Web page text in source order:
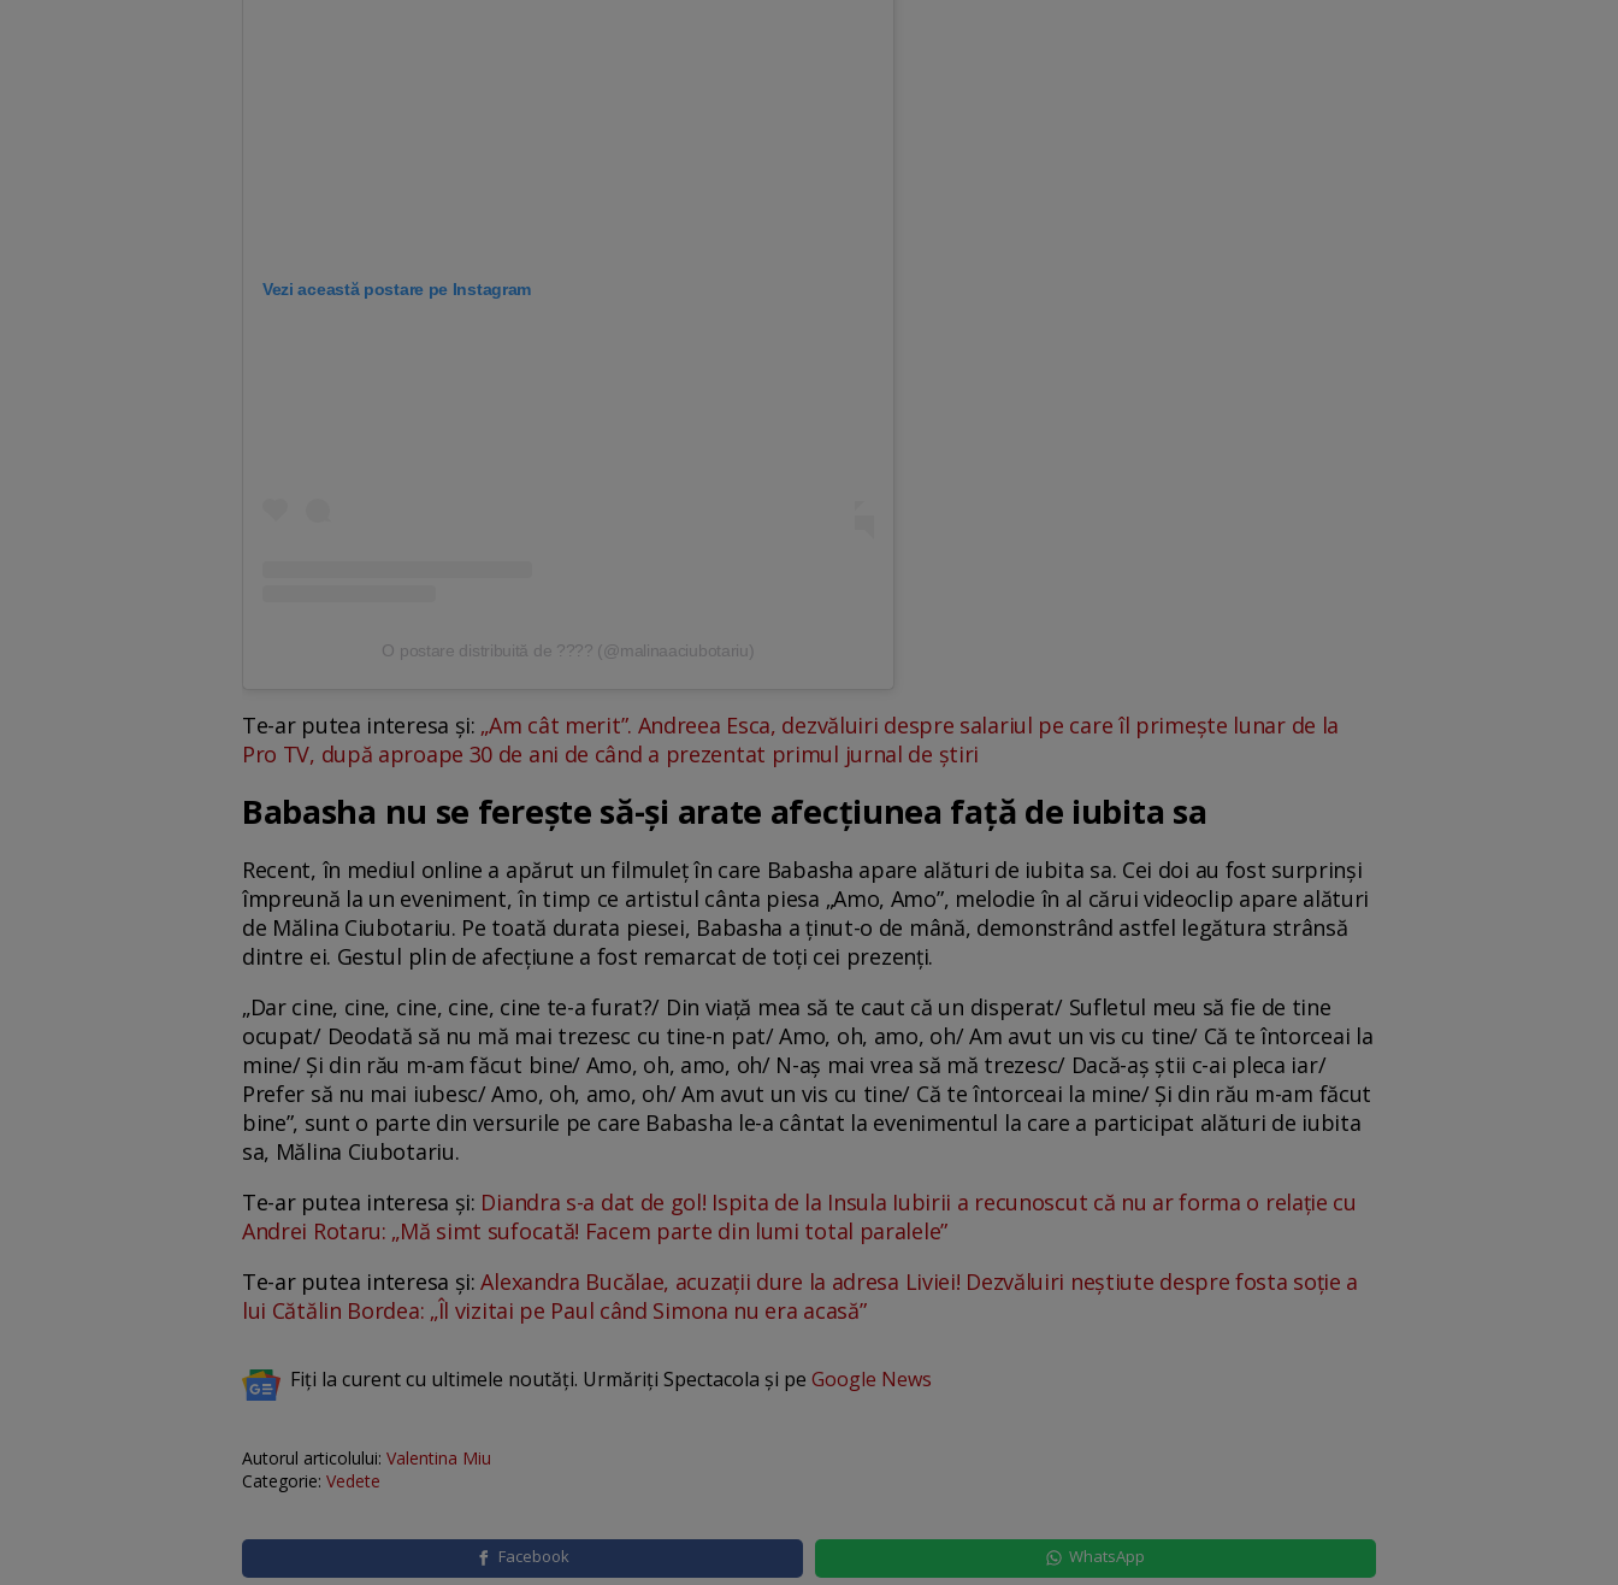
Vezi această postare pe Instagram
O postare distribuită de ???? (@malinaaciubotariu)
Te-ar putea interesa și: „Am cât merit”. Andreea Esca, dezvăluiri despre salariul pe care îl primește lunar de la
Pro TV, după aproape 30 de ani de când a prezentat primul jurnal de știri
Babasha nu se ferește să-și arate afecțiunea față de iubita sa
Recent, în mediul online a apărut un filmuleț în care Babasha apare alături de iubita sa. Cei doi au fost surprinși
împreună la un eveniment, în timp ce artistul cânta piesa „Amo, Amo”, melodie în al cărui videoclip apare alături
de Mălina Ciubotariu. Pe toată durata piesei, Babasha a ținut-o de mână, demonstrând astfel legătura strânsă
dintre ei. Gestul plin de afecțiune a fost remarcat de toți cei prezenți.
„Dar cine, cine, cine, cine, cine te-a furat?/ Din viață mea să te caut că un disperat/ Sufletul meu să fie de tine
ocupat/ Deodată să nu mă mai trezesc cu tine-n pat/ Amo, oh, amo, oh/ Am avut un vis cu tine/ Că te întorceai la
mine/ Și din rău m-am făcut bine/ Amo, oh, amo, oh/ N-aș mai vrea să mă trezesc/ Dacă-aș știi c-ai pleca iar/
Prefer să nu mai iubesc/ Amo, oh, amo, oh/ Am avut un vis cu tine/ Că te întorceai la mine/ Și din rău m-am făcut
bine”, sunt o parte din versurile pe care Babasha le-a cântat la evenimentul la care a participat alături de iubita
sa, Mălina Ciubotariu.
Te-ar putea interesa și: Diandra s-a dat de gol! Ispita de la Insula Iubirii a recunoscut că nu ar forma o relație cu
Andrei Rotaru: „Mă simt sufocată! Facem parte din lumi total paralele”
Te-ar putea interesa și:Alexandra Bucălae, acuzații dure la adresa Liviei! Dezvăluiri neștiute despre fosta soție a
lui Cătălin Bordea: „Îl vizitai pe Paul când Simona nu era acasă”
Fiți la curent cu ultimele noutăți. Urmăriți Spectacola și pe Google News
Autorul articolului: Valentina Miu
Categorie: Vedete
Facebook WhatsApp